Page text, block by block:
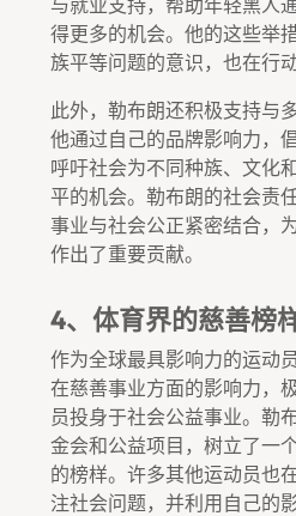
得更多的机会。他的这些举
族平等问题的意识，也在行
此外，勒布朗还积极支持与
他通过自己的品牌影响力，
呼吁社会为不同种族、文化
平的机会。勒布朗的社会责
事业与社会公正紧密结合，
作出了重要贡献。
4、体育界的慈善榜
作为全球最具影响力的运动
在慈善事业方面的影响力，
员投身于社会公益事业。勒
金会和公益项目，树立了一
的榜样。许多其他运动员也
注社会问题，并利用自己的